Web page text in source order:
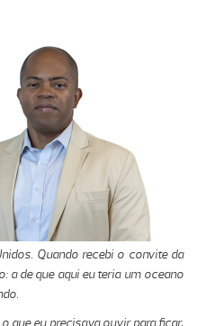
Quando recebi o convite da
a de que aqui eu teria um oceano
que eu precisava ouvir para ficar,